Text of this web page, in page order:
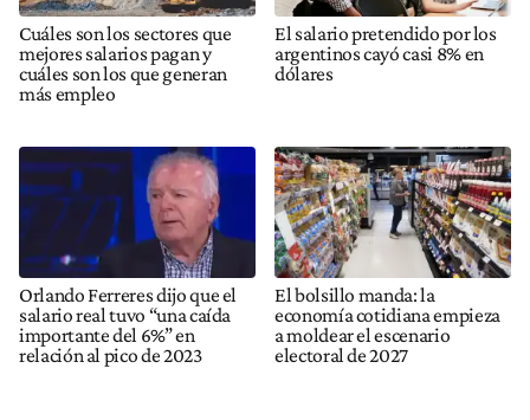
Cuáles son los sectores que
mejores salarios pagan y
cuáles son los que generan
más empleo
El salario pretendido por los
argentinos cayó casi 8% en
dólares
Orlando Ferreres dijo que el
salario real tuvo “una caída
importante del 6%” en
relación al pico de 2023
El bolsillo manda: la
economía cotidiana empieza
a moldear el escenario
electoral de 2027